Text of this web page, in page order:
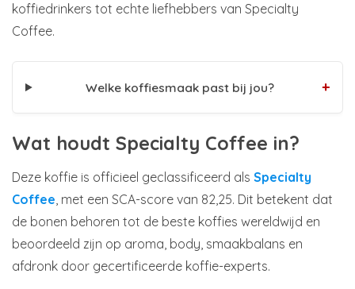
koffiedrinkers tot echte liefhebbers van Specialty
Coffee.
Welke koffiesmaak past bij jou? +
Wat houdt Specialty Coffee in?
Deze koffie is officieel geclassificeerd als Specialty
Coffee, met een SCA-score van 82,25. Dit betekent dat
de bonen behoren tot de beste koffies wereldwijd en
beoordeeld zijn op aroma, body, smaakbalans en
afdronk door gecertificeerde koffie-experts.